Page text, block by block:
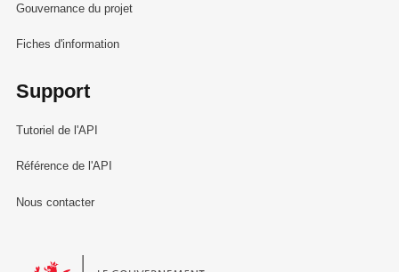
Gouvernance du projet
Fiches d'information
Support
Tutoriel de l'API
Référence de l'API
Nous contacter
Le Gouvernement du Grand-Duché de Luxembourg - Service